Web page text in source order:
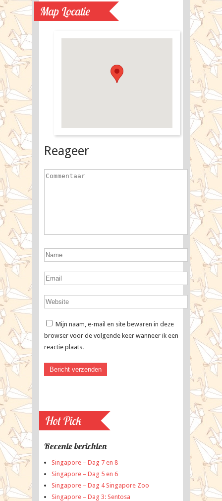
Map Locatie
Reageer
Mijn naam, e-mail en site bewaren in deze
browser voor de volgende keer wanneer ik een
reactie plaats.
Hot Pick
Recente berichten
Singapore – Dag 7 en 8
Singapore – Dag 5 en 6
Singapore – Dag 4 Singapore Zoo
Singapore – Dag 3: Sentosa